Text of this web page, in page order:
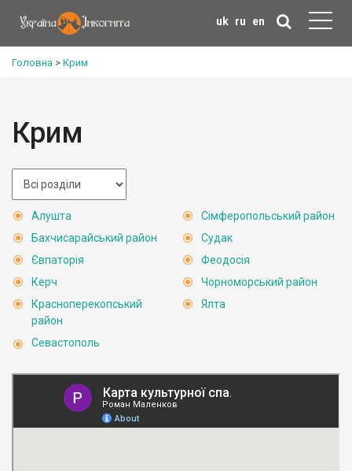
uk ru en
Головна > Крим
Крим
Алушта
Бахчисарайський район
Євпаторія
Керч
Красноперекопський
район
Севастополь
Сімферопольський район
Судак
Феодосія
Чорноморський район
Ялта